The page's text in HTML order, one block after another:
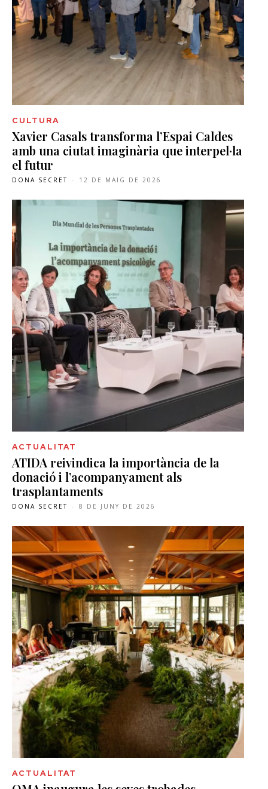
CULTURA
Xavier Casals transforma l’Espai Caldes
amb una ciutat imaginària que interpel·la
el futur
DONA SECRET - 12 DE MAIG DE 2026
ACTUALITAT
ATIDA reivindica la importància de la
donació i l’acompanyament als
trasplantaments
DONA SECRET - 8 DE JUNY DE 2026
ACTUALITAT